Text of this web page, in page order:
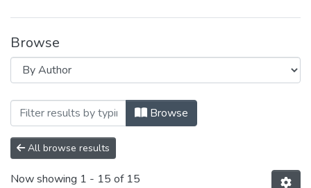
Browse
Browsing кафедра педагогіки,
Browse
All browse results
Now showing 1 - 15 of 15